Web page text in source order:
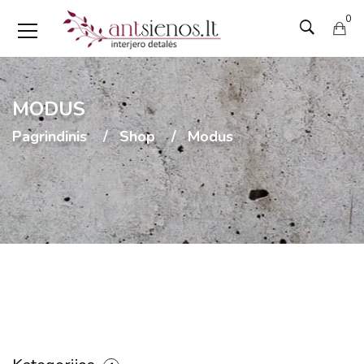
0
MODUS
Pagrindinis Shop Modus